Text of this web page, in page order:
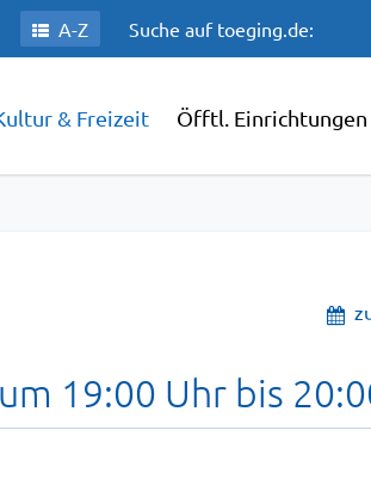
A-Z Suche auf toeging.de:
& Freizeit Öfftl. Einrichtungen
19:00 Uhr bis